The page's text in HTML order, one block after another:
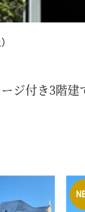
ジ付き3階